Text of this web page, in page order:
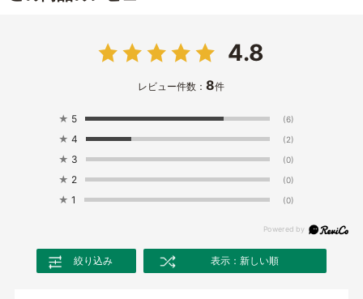
4.8
レビュー件数：8件
★ 5 (6)
★ 4 (2)
★ 3 (0)
★ 2 (0)
★ 1 (0)
絞り込み 表示：新しい順